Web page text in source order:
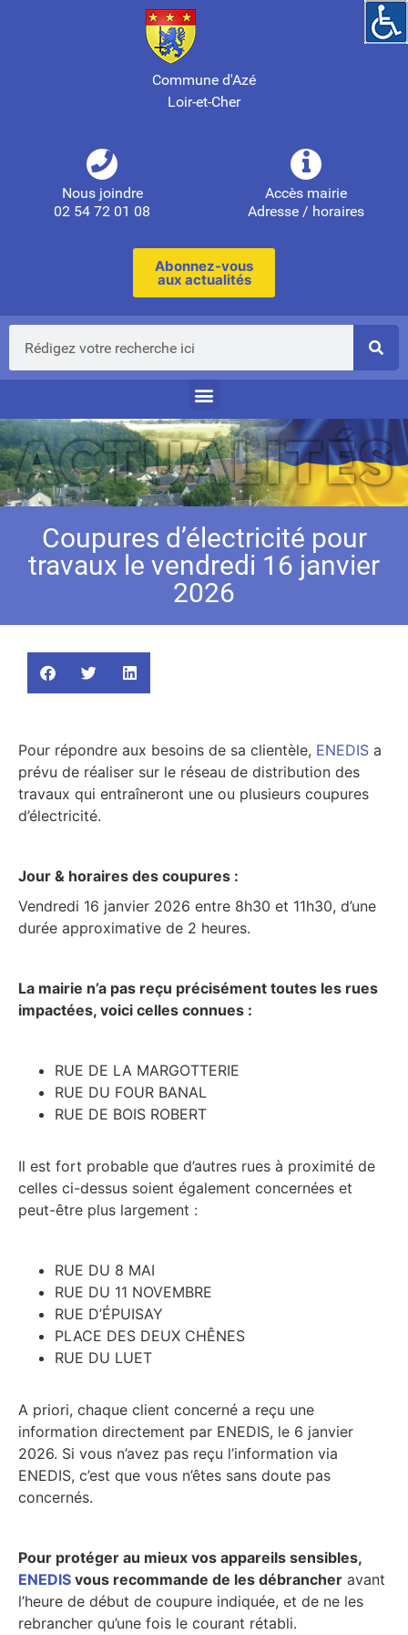
Commune d'Azé
Loir-et-Cher
Nous joindre
02 54 72 01 08
Accès mairie
Adresse / horaires
Abonnez-vous
aux actualités
Coupures d’électricité pour
travaux le vendredi 16 janvier
2026
Pour répondre aux besoins de sa clientèle, ENEDIS a
prévu de réaliser sur le réseau de distribution des
travaux qui entraîneront une ou plusieurs coupures
d’électricité.
Jour & horaires des coupures :
Vendredi 16 janvier 2026 entre 8h30 et 11h30, d’une
durée approximative de 2 heures.
La mairie n’a pas reçu précisément toutes les rues
impactées, voici celles connues :
RUE DE LA MARGOTTERIE
RUE DU FOUR BANAL
RUE DE BOIS ROBERT
Il est fort probable que d’autres rues à proximité de
celles ci-dessus soient également concernées et
peut-être plus largement :
RUE DU 8 MAI
RUE DU 11 NOVEMBRE
RUE D’ÉPUISAY
PLACE DES DEUX CHÊNES
RUE DU LUET
A priori, chaque client concerné a reçu une
information directement par ENEDIS, le 6 janvier
2026. Si vous n’avez pas reçu l’information via
ENEDIS, c’est que vous n’êtes sans doute pas
concernés.
Pour protéger au mieux vos appareils sensibles,
ENEDIS vous recommande de les débrancher avant
l’heure de début de coupure indiquée, et de ne les
rebrancher qu’une fois le courant rétabli.